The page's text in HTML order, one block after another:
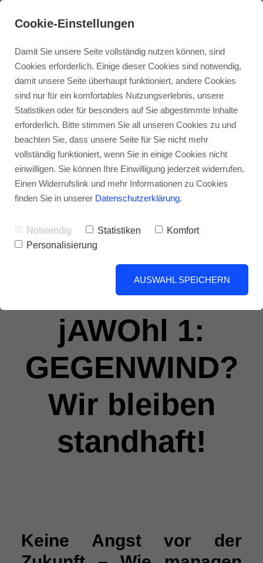
jAWOhl 1:
GEGENWIND?
Wir bleiben
standhaft!
Keine Angst vor der
Cookie-Einstellungen
Damit Sie unsere Seite vollständig nutzen können, sind
Cookies erforderlich. Einige dieser Cookies sind notwendig,
damit unsere Seite überhaupt funktioniert, andere Cookies
sind nur für ein komfortables Nutzungserlebnis, unsere
Statistiken oder für besonders auf Sie abgestimmte Inhalte
erforderlich. Bitte stimmen Sie all unseren Cookies zu und
beachten Sie, dass unsere Seite für Sie nicht mehr
vollständig funktioniert, wenn Sie in einige Cookies nicht
einwilligen. Sie können Ihre Einwilligung jederzeit widerrufen.
Einen Widerrufslink und mehr Informationen zu Cookies
finden Sie in unserer Datenschutzerklärung.
Notwendig Statistiken
Komfort
Personalisierung
AUSWAHL SPEICHERN